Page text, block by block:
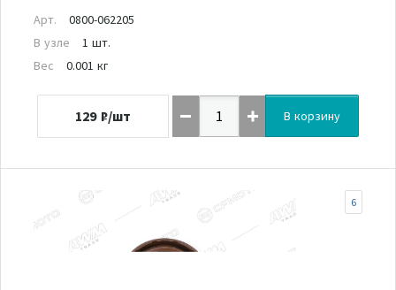
Арт.
0800-062205
В узле
1 шт.
Вес
0.001 кг
129 ₽/шт В корзину
6